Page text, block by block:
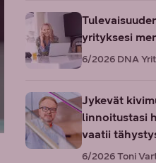
yrityksesi
6/2026 DNA
Jykevät
linnoitustasi
vaatii
6/2026Toni